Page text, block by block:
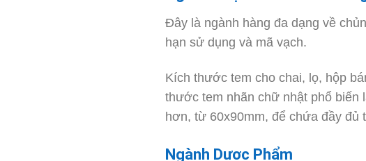
Đây là ngành hàng đa dạng về
hạn sử dụng và mã vạch.
Kích thước tem cho chai, lọ, hộp
thước tem nhãn chữ nhật phổ biến
hơn, từ 60x90mm, để chứa đầy đủ
Ngành Dược Phẩm